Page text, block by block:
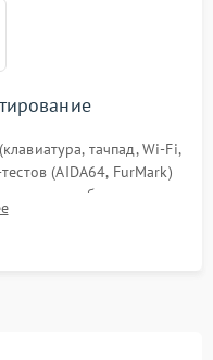
тачпад, Wi-Fi,
(AIDA64, FurMark)
и стабильности